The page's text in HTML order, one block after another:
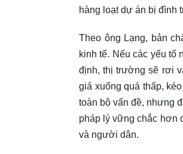
hàng loạt dự án bị đình
Theo ông Lạng, bản
kinh tế. Nếu các yếu tố
định, thị trường sẽ rơi
giá xuống quá thấp,
toàn bộ vấn đề, nhưng
pháp lý vững chắc hơn
và người dân.